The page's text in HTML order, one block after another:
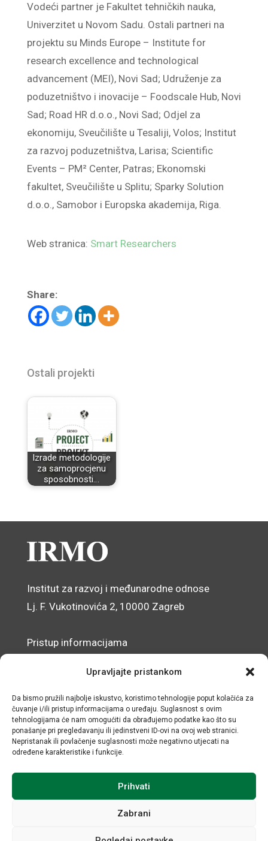
Upravljajte pristankom
Da bismo pružili najbolje iskustvo, koristimo tehnologije poput kolačića za
čuvanje i/ili pristup informacijama o uređaju. Suglasnost s ovim
tehnologijama će nam omogućiti da obrađujemo podatke kao što su
ponašanje pri pregledavanju ili jedinstveni ID-ovi na ovoj web stranici.
Nepristanak ili povlačenje suglasnosti može negativno utjecati na
određene karakteristike i funkcije.
Prihvati
Zabrani
Vodeći partner je Fakultet tehničkih nauka,
Univerzitet u Novom Sadu. Ostali partneri na
projektu su Minds Europe – Institute for
research excellence and technological
advancement (MEI), Novi Sad; Udruženje za
poduzetništvo i inovacije – Foodscale Hub, Novi
Sad; Road HR d.o.o., Novi Sad; Odjel za
ekonomiju, Sveučilište u Tesaliji, Volos; Institut
za razvoj poduzetništva, Larisa; Scientific
Events – PM² Center, Patras; Ekonomski
fakultet, Sveučilište u Splitu; Sparky Solution
d.o.o., Samobor i Europska akademija, Riga.
Web stranica: Smart Researchers
Share:
Ostali projekti
Izrade metodologije
za samoprocjenu
sposobnosti…
Institut za razvoj i međunarodne odnose
Lj. F. Vukotinovića 2, 10000 Zagreb
Pristup informacijama
Izjava o pristupačnosti mrežnog sjedišta
© IRMO – Impresum
OIB: 31120185175